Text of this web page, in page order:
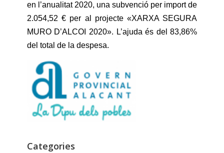
en l’anualitat 2020, una subvenció per import de
2.054,52 € per al projecte «XARXA SEGURA
MURO D’ALCOI 2020». L’ajuda és del 83,86%
del total de la despesa.
Categories